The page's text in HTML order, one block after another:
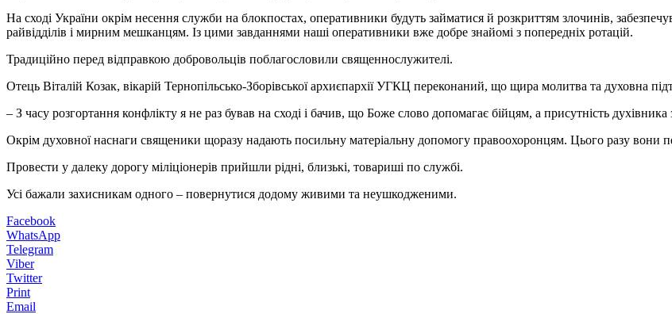
На сході України окрім несення служби на блокпостах, оперативники будуть займатися й розкриттям злочинів,
райвідділів і мирним мешканцям. Із цими завданнями наші оперативники вже добре знайомі з попередніх ротацій.
Традиційно перед відправкою добровольців поблагословили священнослужителі.
Отець Віталій Козак, вікарій Тернопільсько-Зборівської архиєпархії УГКЦ переконаний, що щира молитва та духовна
– З часу розгортання конфлікту я не раз бував на сході і бачив, що Боже слово допомагає бійцям, а присутність
Окрім духовної наснаги священики щоразу надають посильну матеріальну допомогу правоохоронцям. Цього разу вони
Провести у далеку дорогу міліціонерів прийшли рідні, близькі, товариші по службі.
Усі бажали захисникам одного – повернутися додому живими та неушкодженими.
Facebook
WhatsApp
Telegram
Viber
Twitter
Print
Email